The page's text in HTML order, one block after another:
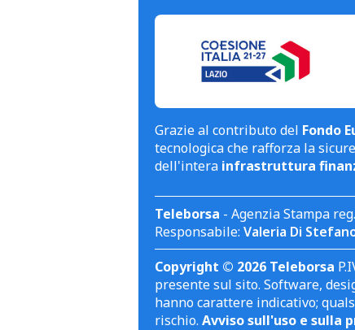
Grazie al contributo del Fondo
tecnologica che rafforza la
dell'intera infrastruttura
Teleborsa - Agenzia Stampa
Responsabile: Valeria Di
Copyright © 2026 Teleborsa
presente sul sito. Software,
hanno carattere indicativo;
rischio. Avviso sull'uso e sulla